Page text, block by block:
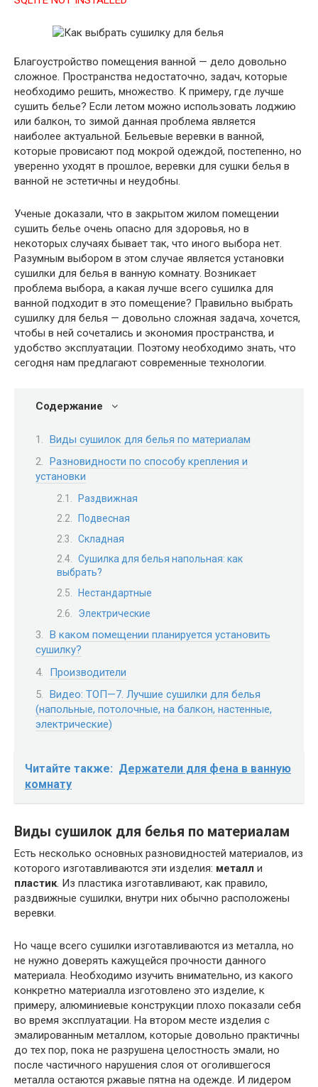
Благоустройство помещения ванной — дело довольно
сложное. Пространства недостаточно, задач, которые
необходимо решить, множество. К примеру, где лучше
сушить белье? Если летом можно использовать лоджию
или балкон, то зимой данная проблема является
наиболее актуальной. Бельевые веревки в ванной,
которые провисают под мокрой одеждой, постепенно, но
уверенно уходят в прошлое, веревки для сушки белья в
ванной не эстетичны и неудобны.
Ученые доказали, что в закрытом жилом помещении
сушить белье очень опасно для здоровья, но в
некоторых случаях бывает так, что иного выбора нет.
Разумным выбором в этом случае является установки
сушилки для белья в ванную комнату. Возникает
проблема выбора, а какая лучше всего сушилка для
ванной подходит в это помещение? Правильно выбрать
сушилку для белья — довольно сложная задача, хочется,
чтобы в ней сочетались и экономия пространства, и
удобство эксплуатации. Поэтому необходимо знать, что
сегодня нам предлагают современные технологии.
Содержание
Виды сушилок для белья по материалам
Разновидности по способу крепления и
установки
Раздвижная
Подвесная
Складная
Сушилка для белья напольная: как
выбрать?
Нестандартные
Электрические
В каком помещении планируется установить
сушилку?
Производители
Видео: ТОП—7. Лучшие сушилки для белья
(напольные, потолочные, на балкон, настенные,
электрические)
Читайте также: Держатели для фена в ванную
комнату
Виды сушилок для белья по материалам
Есть несколько основных разновидностей материалов, из
которого изготавливаются эти изделия: металл и
пластик . Из пластика изготавливают, как правило,
раздвижные сушилки, внутри них обычно расположены
веревки.
Но чаще всего сушилки изготавливаются из металла, но
не нужно доверять кажущейся прочности данного
материала. Необходимо изучить внимательно, из какого
конкретно материалла изготовлено это изделие, к
примеру, алюминиевые конструкции плохо показали себя
во время эксплуатации. На втором месте изделия с
эмалированным металлом, которые довольно практичны
до тех пор, пока не разрушена целостность эмали, но
после частичного нарушения слоя от оголившегося
металла остаются ржавые пятна на одежде. И лидером